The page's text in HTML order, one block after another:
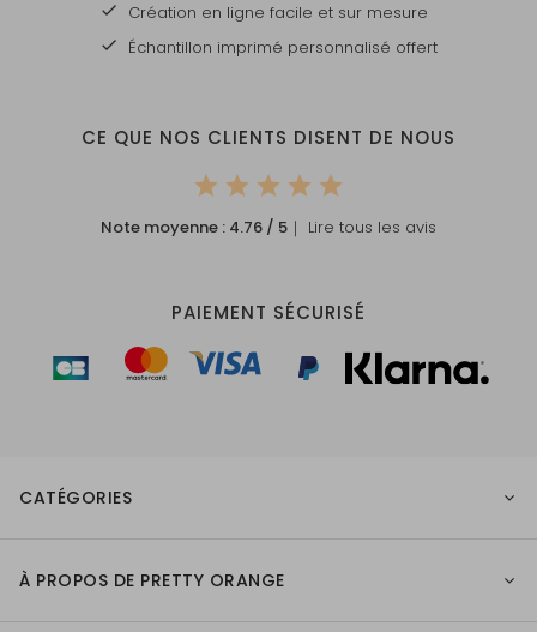
Création en ligne facile et sur mesure
Échantillon imprimé personnalisé offert
CE QUE NOS CLIENTS DISENT DE NOUS
Note moyenne : 4.76 / 5 ｜ Lire tous les avis
PAIEMENT SÉCURISÉ
CATÉGORIES
À PROPOS DE PRETTY ORANGE